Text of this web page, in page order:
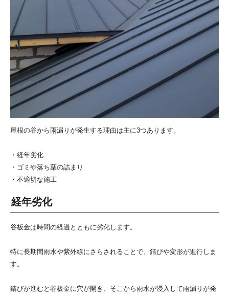
屋根の谷から雨漏りが発生する理由は主に3つあります。
・経年劣化
・ ゴミや落ち葉の詰まり
・不適切な施工
経年劣化
谷板金は時間の経過とともに劣化します。
特に長期間雨水や紫外線にさらされることで、錆びや変形が進行しま
す。
錆びが進むと谷板金に穴が開き、そこから雨水が浸入して雨漏りが発